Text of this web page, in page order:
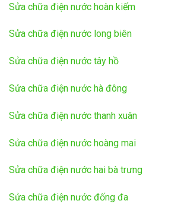
Sửa chữa điện nước hoàn kiếm
Sửa chữa điện nước long biên
Sửa chữa điện nước tây hồ
Sửa chữa điện nước hà đông
Sửa chữa điện nước thanh xuân
Sửa chữa điện nước hoàng mai
Sửa chữa điện nước hai bà trưng
Sửa chữa điện nước đống đa